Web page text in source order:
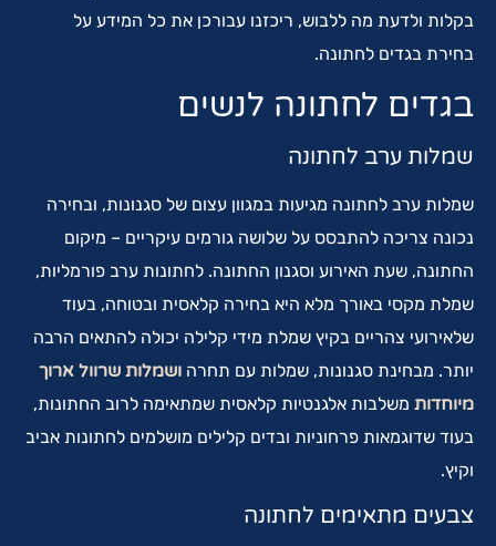
בקלות ולדעת מה ללבוש, ריכזנו עבורכן את כל המידע על
בחירת בגדים לחתונה.
בגדים לחתונה לנשים
שמלות ערב לחתונה
שמלות ערב לחתונה מגיעות במגוון עצום של סגנונות, ובחירה
נכונה צריכה להתבסס על שלושה גורמים עיקריים – מיקום
החתונה, שעת האירוע וסגנון החתונה. לחתונות ערב פורמליות,
שמלת מקסי באורך מלא היא בחירה קלאסית ובטוחה, בעוד
שלאירועי צהריים בקיץ שמלת מידי קלילה יכולה להתאים הרבה
יותר. מבחינת סגנונות, שמלות עם תחרה ושמלות שרוול ארוך
מיוחדות משלבות אלגנטיות קלאסית שמתאימה לרוב החתונות,
בעוד שדוגמאות פרחוניות ובדים קלילים מושלמים לחתונות אביב
וקיץ.
צבעים מתאימים לחתונה